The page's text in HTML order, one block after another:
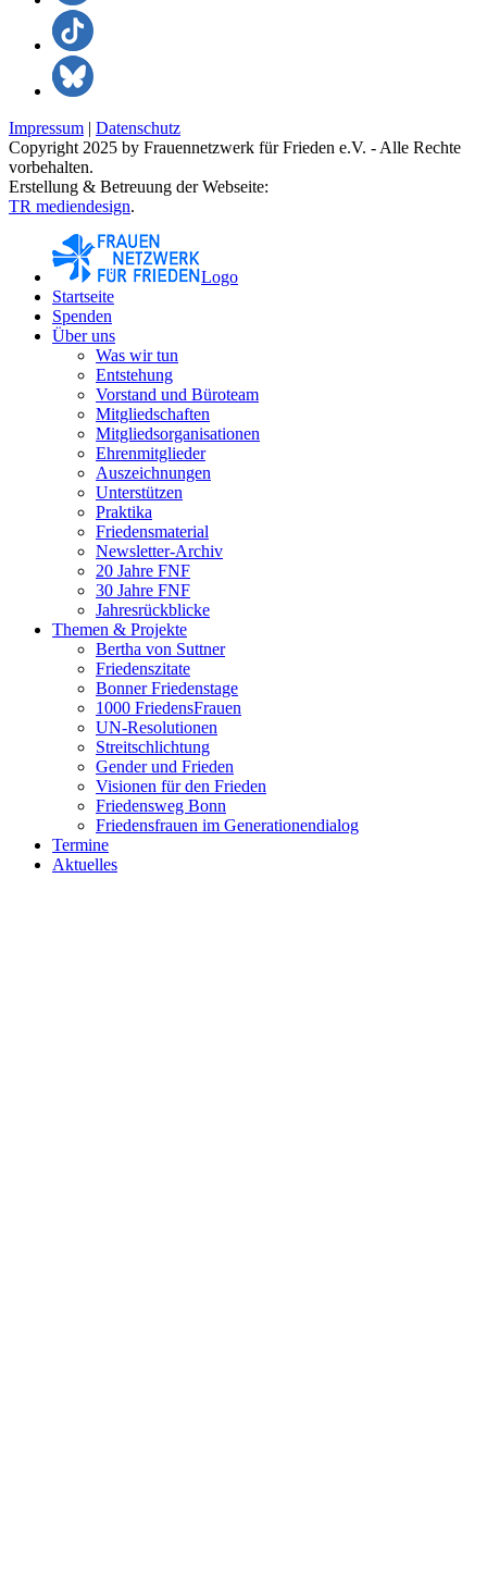
Impressum | Datenschutz
Copyright 2025 by Frauennetzwerk für Frieden e.V. - Alle Rechte
vorbehalten.
Erstellung & Betreuung der Webseite:
TR mediendesign.
Logo
Startseite
Spenden
Über uns
Was wir tun
Entstehung
Vorstand und Büroteam
Mitgliedschaften
Mitgliedsorganisationen
Ehrenmitglieder
Auszeichnungen
Unterstützen
Praktika
Friedensmaterial
Newsletter-Archiv
20 Jahre FNF
30 Jahre FNF
Jahresrückblicke
Themen & Projekte
Bertha von Suttner
Friedenszitate
Bonner Friedenstage
1000 FriedensFrauen
UN-Resolutionen
Streitschlichtung
Gender und Frieden
Visionen für den Frieden
Friedensweg Bonn
Friedensfrauen im Generationendialog
Termine
Aktuelles